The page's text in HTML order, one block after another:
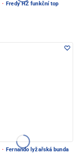
· Fredy HZ funkční top
· Fernando lyžařská bunda